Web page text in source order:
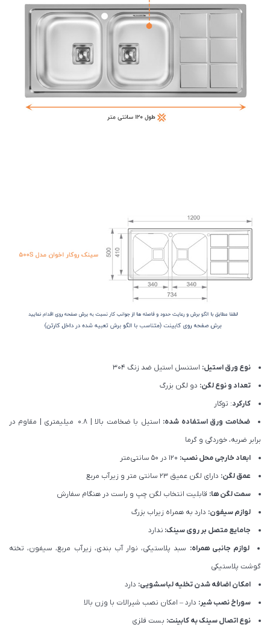
نوع ورق استیل: استنسل استیل ضد زنگ 304
تعداد و نوع لگن: دو لگن بزرگ
کارکرد: توکار
ضخامت ورق استفاده شده:
استیل با ضخامت بالا | 0.8 میلیمتری | مقاوم در
برابر ضربه، خوردگی و گرما
ابعاد خارجی محل نصب:
عمق لگن: دارای لگن عمیق 23 سانتی متر و زیرآب مربع
سمت لگن ها: قابلیت انتخاب لگن چپ و راست در هنگام سفارش
لوازم سیفون: دارد به همراه زیراب بزرگ
جامایع متصل بر روی سینک: ندارد
لوازم جانبی همراه: سبد پلاستیکی، نوار آب بندی، زیرآب مربع، سیفون، تخته
گوشت پلاستیکی
امکان اضافه شدن تخلیه لباسشویی: دارد
سوراخ نصب شیر: دارد – امکان نصب شیرالات با وزن بالا
نوع اتصال سینک به کابینت: بست فلزی